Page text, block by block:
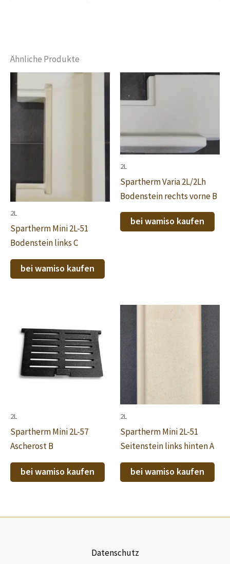
Ähnliche Produkte
2L
Spartherm Mini 2L-51
Bodenstein links C
bei wamiso kaufen
2L
Spartherm Varia 2L/2Lh
Bodenstein rechts vorne B
bei wamiso kaufen
2L
Spartherm Mini 2L-57
Ascherost B
bei wamiso kaufen
2L
Spartherm Mini 2L-51
Seitenstein links hinten A
bei wamiso kaufen
Datenschutz